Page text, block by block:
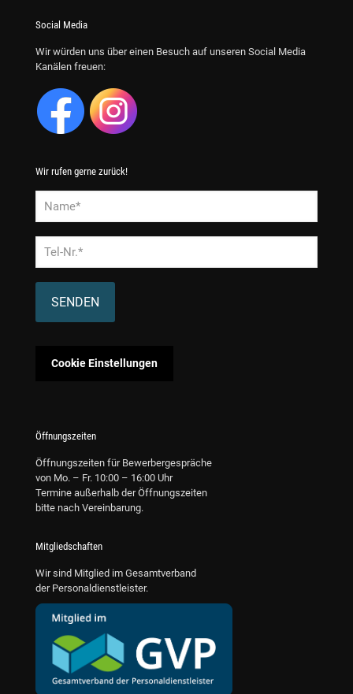
Social Media
Wir würden uns über einen Besuch auf unseren Social Media
Kanälen freuen:
Wir rufen gerne zurück!
Cookie Einstellungen
Öffnungszeiten
Öffnungszeiten für Bewerbergespräche
von Mo. – Fr. 10:00 – 16:00 Uhr
Termine außerhalb der Öffnungszeiten
bitte nach Vereinbarung.
Mitgliedschaften
Wir sind Mitglied im Gesamtverband
der Personaldienstleister.